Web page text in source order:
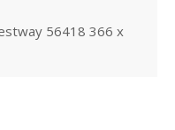
56418 366 x